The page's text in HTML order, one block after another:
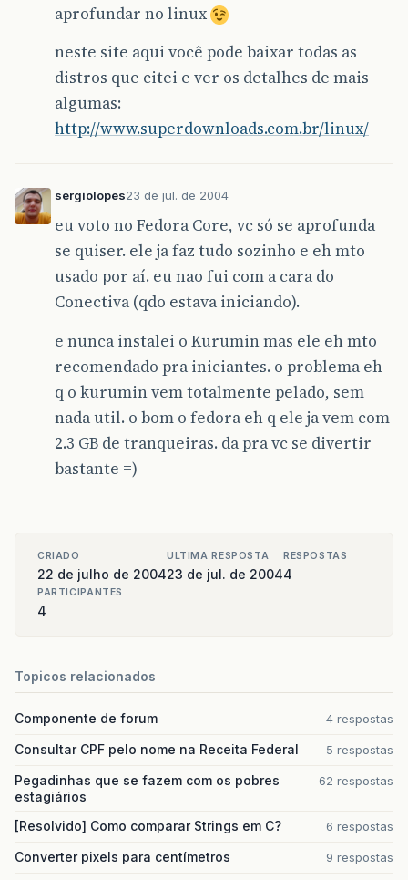
aprofundar no linux
neste site aqui você pode baixar todas as
distros que citei e ver os detalhes de mais
algumas:
http://www.superdownloads.com.br/linux/
sergiolopes23 de jul. de 2004
eu voto no Fedora Core, vc só se aprofunda
se quiser. ele ja faz tudo sozinho e eh mto
usado por aí. eu nao fui com a cara do
Conectiva (qdo estava iniciando).
e nunca instalei o Kurumin mas ele eh mto
recomendado pra iniciantes. o problema eh
q o kurumin vem totalmente pelado, sem
nada util. o bom o fedora eh q ele ja vem com
2.3 GB de tranqueiras. da pra vc se divertir
bastante =)
CRIADO
22 de julho de 2004
ULTIMA RESPOSTA
23 de jul. de 2004
RESPOSTAS
4
PARTICIPANTES
4
Topicos relacionados
Componente de forum 4 respostas
Consultar CPF pelo nome na Receita Federal 5 respostas
Pegadinhas que se fazem com os pobres
estagiários
62 respostas
[Resolvido] Como comparar Strings em C? 6 respostas
Converter pixels para centímetros 9 respostas